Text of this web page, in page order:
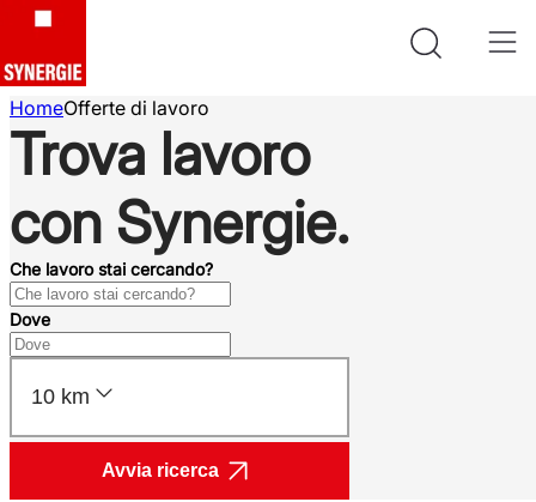
HomeOfferte di lavoro
Trova lavoro
con Synergie.
Che lavoro stai cercando?
Dove
10 km
Avvia ricerca